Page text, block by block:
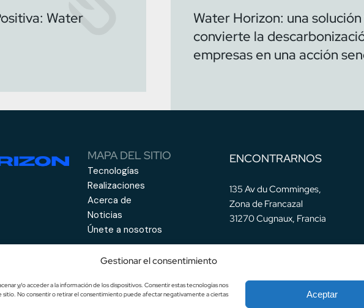
Gestionar el consentimiento
y/o acceder a la información de los dispositivos. Consentir estas tecnologías nos
No consentir o retirar el consentimiento puede afectar negativamente a ciertas
Aceptar
Water
Water Horizon: una
convierte la
empresas en una acción
MAPA DEL SITIO
Tecnologías
Realizaciones
Acerca de
Noticias
Únete a nosotros
ENCONTRARNOS
135 Av du Comminges,
Zona de Francazal
31270 Cugnaux, Francia